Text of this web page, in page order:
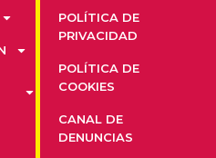
POLÍTICA DE
PRIVACIDAD
POLÍTICA DE
COOKIES
CANAL DE
DENUNCIAS